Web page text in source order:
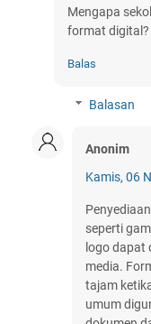
Mengapa
format digital?
Balas
Balasan
Anonim
Kamis, 06
seperti
logo dapat
media.
tajam
umum